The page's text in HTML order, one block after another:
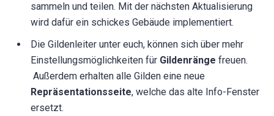
sammeln und teilen. Mit der nächsten Aktualisierung
wird dafür ein schickes Gebäude implementiert.
Die Gildenleiter unter euch, können sich über mehr
Einstellungsmöglichkeiten für Gildenränge freuen.
Außerdem erhalten alle Gilden eine neue
Repräsentationsseite, welche das alte Info-Fenster
ersetzt.